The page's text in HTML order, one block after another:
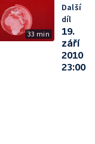
33 min
Další
díl
19.
září
2010
23:00